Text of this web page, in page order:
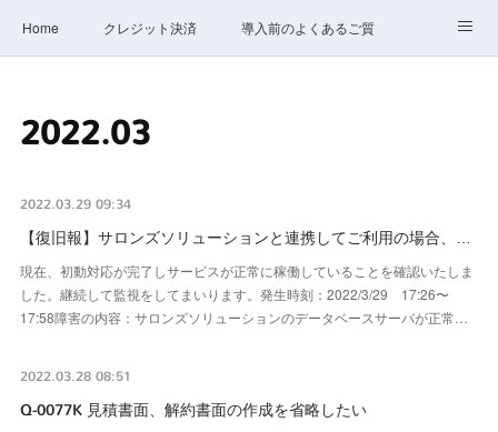
Home クレジット決済 導入前のよくあるご質問
2022.03
2022.03.29 09:34
【復旧報】サロンズソリューションと連携してご利用の場合、…
現在、初動対応が完了しサービスが正常に稼働していることを確認いたしま
した。継続して監視をしてまいります。発生時刻：2022/3/29 17:26〜
17:58障害の内容：サロンズソリューションのデータベースサーバが正常…
2022.03.28 08:51
Q-0077K 見積書面、解約書面の作成を省略したい